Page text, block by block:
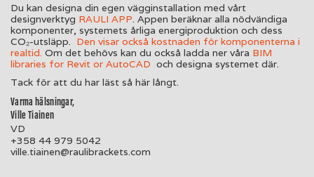
Du kan designa din egen vägginstallation med vårt
designverktyg RAULI APP. Appen beräknar alla nödvändiga
komponenter, systemets årliga energiproduktion och dess
CO₂-utsläpp. Den visar också kostnaden för komponenterna i
realtid. Om det behövs kan du också ladda ner våra BIM
libraries for Revit or AutoCAD och designa systemet där.
Tack för att du har läst så här långt.
Varma hälsningar,
Ville Tiainen
VD
+358 44 979 5042
ville.tiainen@raulibrackets.com